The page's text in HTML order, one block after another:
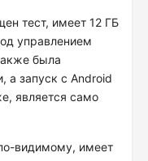
тест, имеет 12 ГБ
управлением
была
а запуск с Android
является само
видимому, имеет